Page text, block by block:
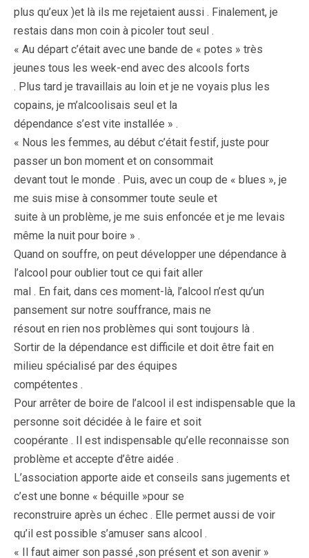
plus qu’eux )et là ils me rejetaient aussi . Finalement, je
restais dans mon coin à picoler tout seul .
« Au départ c’était avec une bande de « potes » très
jeunes tous les week-end avec des alcools forts
. Plus tard je travaillais au loin et je ne voyais plus les
copains, je m’alcoolisais seul et la
dépendance s’est vite installée » .
« Nous les femmes, au début c’était festif, juste pour
passer un bon moment et on consommait
devant tout le monde . Puis, avec un coup de « blues », je
me suis mise à consommer toute seule et
suite à un problème, je me suis enfoncée et je me levais
même la nuit pour boire » .
Quand on souffre, on peut développer une dépendance à
l’alcool pour oublier tout ce qui fait aller
mal . En fait, dans ces moment-là, l’alcool n’est qu’un
pansement sur notre souffrance, mais ne
résout en rien nos problèmes qui sont toujours là .
Sortir de la dépendance est difficile et doit être fait en
milieu spécialisé par des équipes
compétentes .
Pour arrêter de boire de l’alcool il est indispensable que la
personne soit décidée à le faire et soit
coopérante . Il est indispensable qu’elle reconnaisse son
problème et accepte d’être aidée .
L’association apporte aide et conseils sans jugements et
c’est une bonne « béquille »pour se
reconstruire après un échec . Elle permet aussi de voir
qu’il est possible s’amuser sans alcool .
« Il faut aimer son passé ,son présent et son avenir »